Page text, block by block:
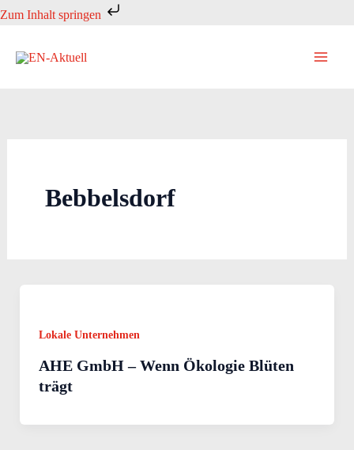
Zum Inhalt springen
Zum
springen
Bebbelsdorf
Lokale Unternehmen
AHE GmbH – Wenn Ökologie Blüten
trägt